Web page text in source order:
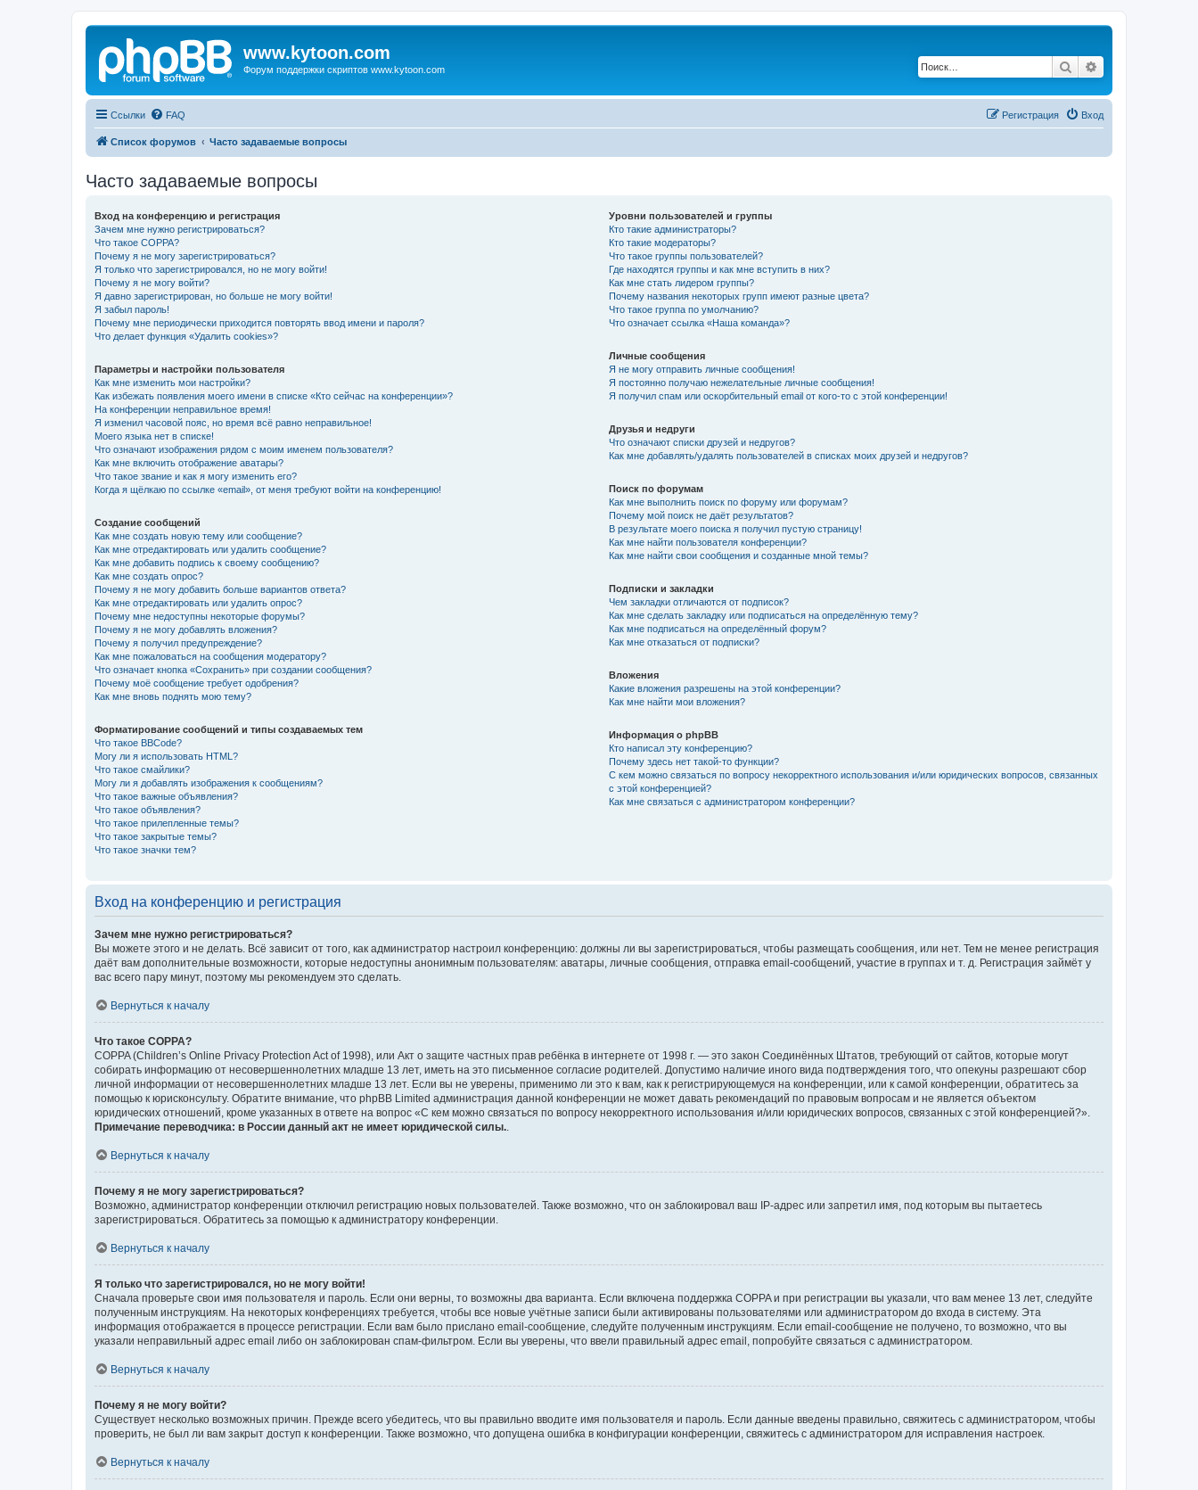
www.kytoon.com
Форум поддержки скриптов www.kytoon.com Поиск
Ссылки FAQ Вход
Регистрация
Список форумов Часто задаваемые вопросы
Часто задаваемые вопросы
Вход на конференцию и регистрация
Зачем мне нужно регистрироваться?
Что такое COPPA?
Почему я не могу зарегистрироваться?
Я только что зарегистрировался, но не могу войти!
Почему я не могу войти?
Я давно зарегистрирован, но больше не могу войти!
Я забыл пароль!
Почему мне периодически приходится повторять ввод имени и пароля?
Что делает функция «Удалить cookies»?
Параметры и настройки пользователя
Как мне изменить мои настройки?
Как избежать появления моего имени в списке «Кто сейчас на конференции»?
На конференции неправильное время!
Я изменил часовой пояс, но время всё равно неправильное!
Моего языка нет в списке!
Что означают изображения рядом с моим именем пользователя?
Как мне включить отображение аватары?
Что такое звание и как я могу изменить его?
Когда я щёлкаю по ссылке «email», от меня требуют войти на конференцию!
Создание сообщений
Как мне создать новую тему или сообщение?
Как мне отредактировать или удалить сообщение?
Как мне добавить подпись к своему сообщению?
Как мне создать опрос?
Почему я не могу добавить больше вариантов ответа?
Как мне отредактировать или удалить опрос?
Почему мне недоступны некоторые форумы?
Почему я не могу добавлять вложения?
Почему я получил предупреждение?
Как мне пожаловаться на сообщения модератору?
Что означает кнопка «Сохранить» при создании сообщения?
Почему моё сообщение требует одобрения?
Как мне вновь поднять мою тему?
Форматирование сообщений и типы создаваемых тем
Что такое BBCode?
Могу ли я использовать HTML?
Что такое смайлики?
Могу ли я добавлять изображения к сообщениям?
Что такое важные объявления?
Что такое объявления?
Что такое прилепленные темы?
Что такое закрытые темы?
Что такое значки тем?
Уровни пользователей и группы
Кто такие администраторы?
Кто такие модераторы?
Что такое группы пользователей?
Где находятся группы и как мне вступить в них?
Как мне стать лидером группы?
Почему названия некоторых групп имеют разные цвета?
Что такое группа по умолчанию?
Что означает ссылка «Наша команда»?
Личные сообщения
Я не могу отправить личные сообщения!
Я постоянно получаю нежелательные личные сообщения!
Я получил спам или оскорбительный email от кого-то с этой конференции!
Друзья и недруги
Что означают списки друзей и недругов?
Как мне добавлять/удалять пользователей в списках моих друзей и недругов?
Поиск по форумам
Как мне выполнить поиск по форуму или форумам?
Почему мой поиск не даёт результатов?
В результате моего поиска я получил пустую страницу!
Как мне найти пользователя конференции?
Как мне найти свои сообщения и созданные мной темы?
Подписки и закладки
Чем закладки отличаются от подписок?
Как мне сделать закладку или подписаться на определённую тему?
Как мне подписаться на определённый форум?
Как мне отказаться от подписки?
Вложения
Какие вложения разрешены на этой конференции?
Как мне найти мои вложения?
Информация о phpBB
Кто написал эту конференцию?
Почему здесь нет такой-то функции?
С кем можно связаться по вопросу некорректного использования и/или юридических вопросов, связанных
с этой конференцией?
Как мне связаться с администратором конференции?
Вход на конференцию и регистрация
Зачем мне нужно регистрироваться?
Вы можете этого и не делать. Всё зависит от того, как администратор настроил конференцию: должны ли вы зарегистрироваться, чтобы размещать сообщения, или нет. Тем не менее регистрация
даёт вам дополнительные возможности, которые недоступны анонимным пользователям: аватары, личные сообщения, отправка email-сообщений, участие в группах и т. д. Регистрация займёт у
вас всего пару минут, поэтому мы рекомендуем это сделать.
Вернуться к началу
Что такое COPPA?
COPPA (Children’s Online Privacy Protection Act of 1998), или Акт о защите частных прав ребёнка в интернете от 1998 г. — это закон Соединённых Штатов, требующий от сайтов, которые могут
собирать информацию от несовершеннолетних младше 13 лет, иметь на это письменное согласие родителей. Допустимо наличие иного вида подтверждения того, что опекуны разрешают сбор
личной информации от несовершеннолетних младше 13 лет. Если вы не уверены, применимо ли это к вам, как к регистрирующемуся на конференции, или к самой конференции, обратитесь за
помощью к юрисконсульту. Обратите внимание, что phpBB Limited администрация данной конференции не может давать рекомендаций по правовым вопросам и не является объектом
юридических отношений, кроме указанных в ответе на вопрос «С кем можно связаться по вопросу некорректного использования и/или юридических вопросов, связанных с этой конференцией?».
Примечание переводчика: в России данный акт не имеет юридической силы.
Вернуться к началу
Почему я не могу зарегистрироваться?
Возможно, администратор конференции отключил регистрацию новых пользователей. Также возможно, что он заблокировал ваш IP-адрес или запретил имя, под которым вы пытаетесь
зарегистрироваться. Обратитесь за помощью к администратору конференции.
Вернуться к началу
Я только что зарегистрировался, но не могу войти!
Сначала проверьте свои имя пользователя и пароль. Если они верны, то возможны два варианта. Если включена поддержка COPPA и при регистрации вы указали, что вам менее 13 лет, следуйте
полученным инструкциям. На некоторых конференциях требуется, чтобы все новые учётные записи были активированы пользователями или администратором до входа в систему. Эта
информация отображается в процессе регистрации. Если вам было прислано email-сообщение, следуйте полученным инструкциям. Если email-сообщение не получено, то возможно, что вы
указали неправильный адрес email либо он заблокирован спам-фильтром. Если вы уверены, что ввели правильный адрес email, попробуйте связаться с администратором.
Вернуться к началу
Почему я не могу войти?
Существует несколько возможных причин. Прежде всего убедитесь, что вы правильно вводите имя пользователя и пароль. Если данные введены правильно, свяжитесь с администратором, чтобы
проверить, не был ли вам закрыт доступ к конференции. Также возможно, что допущена ошибка в конфигурации конференции, свяжитесь с администратором для исправления настроек.
Вернуться к началу